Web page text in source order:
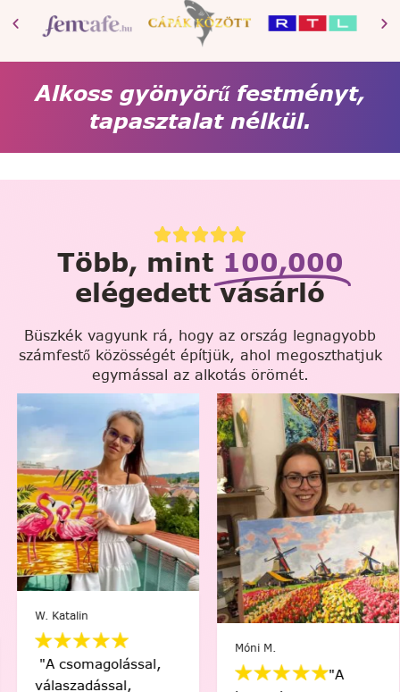
Alkoss gyönyörű festményt,
tapasztalat nélkül.
Több, mint 100,000
elégedett vásárló
Büszkék vagyunk rá, hogy az ország legnagyobb
számfestő közösségét építjük, ahol megoszthatjuk
egymással az alkotás örömét.
W. Katalin
"A csomagolással,
válaszadással,
Móni M.
"A